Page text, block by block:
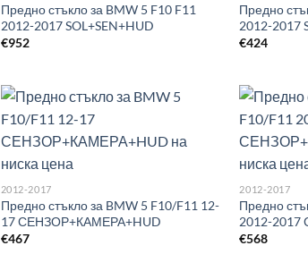
Предно стъкло за BMW 5 F10 F11
2012-2017 SOL+SEN+HUD
€952
Предно
2012-2017
€424
2012-2017
Предно стъкло за BMW 5 F10/F11 12-
17 СЕНЗОР+КАМЕРА+HUD
€467
2012-2017
Предно
2012-
€568